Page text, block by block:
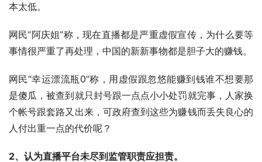
本太低。
网民“阿庆姐”称，现在直播都是严重虚假宣传，为什么要等
事情很严重了再处理，中国的新新事物都是胆子大的赚钱。
网民“幸运漂流瓶0”称，用虚假跟忽悠能赚到钱谁不想要那
是傻瓜，被查到就只封号跟一点点小小处罚就完事，人家换
个帐号跟套路又出来，可政府查到这些为赚钱而丢失良心的
人付出重一点的代价呢？
2、认为直播平台未尽到监管职责应担责。